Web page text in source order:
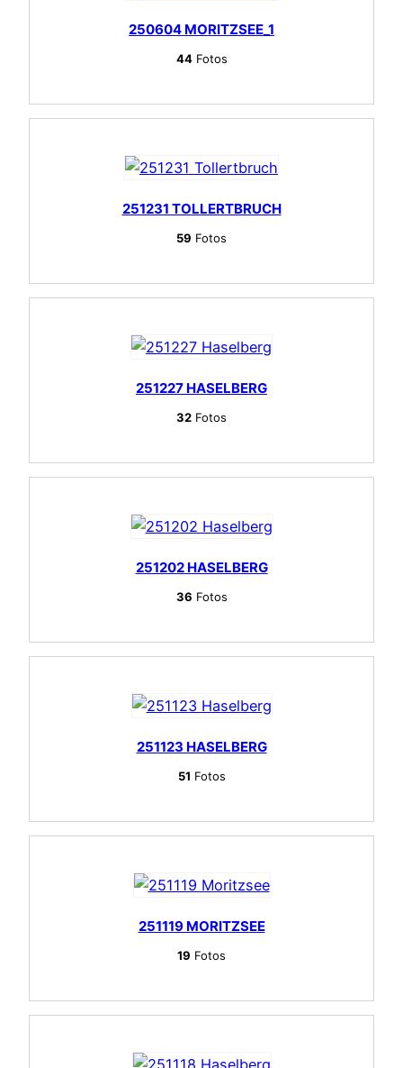
250604 MORITZSEE_1
44Fotos
251231 TOLLERTBRUCH
59 Fotos
251227 HASELBERG
32 Fotos
251202 HASELBERG
36 Fotos
251123 HASELBERG
51 Fotos
251119 MORITZSEE
19 Fotos